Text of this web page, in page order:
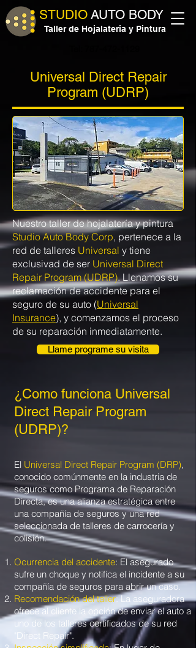
STUDIO AUTO BODY
Taller de Hojalateria y Pintura
Universal Direct Repair
Program (UDRP)
Nuestro taller de hojalatería y pintura
Studio Auto Body Corp, pertenece a la
red de talleres Universal y tiene
exclusivad de ser Universal Direct
Repair Program (UDRP). Llenamos su
reclamación de accidente para el
seguro de su auto (Universal
Insurance), y comenzamos el proceso
de su reparación inmediatamente.
Llame programe su visita
¿Como funciona Universal
Direct Repair Program
(UDRP)?
El Universal Direct Repair Program (DRP),
conocido comúnmente en la industria de
seguros como Programa de Reparación
Directa, es una alianza estratégica entre
una compañía de seguros y una red
seleccionada de talleres de carrocería y
colisión.
Ocurrencia del accidente: El asegurado
sufre un choque y notifica el incidente a su
compañía de seguros para abrir un caso.
Recomendación del taller: La aseguradora
ofrece al cliente la opción de enviar el auto a
uno de los talleres certificados de su red
"Direct Repair".